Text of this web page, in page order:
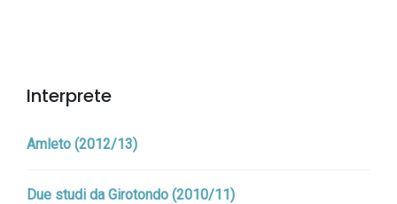
Interprete
Amleto (2012/13)
Due studi da Girotondo (2010/11)